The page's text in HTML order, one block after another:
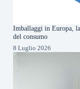
Imballaggi in Europa,
del consumo
8 Luglio 2026